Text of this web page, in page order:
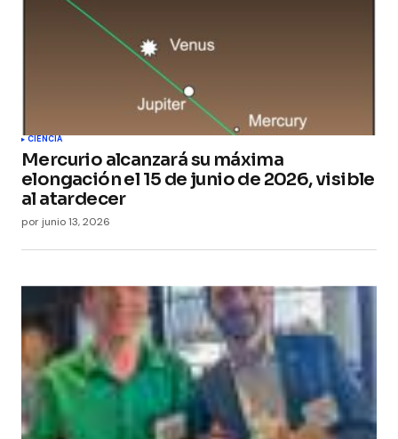
CIENCIA
Mercurio alcanzará su máxima
elongación el 15 de junio de 2026, visible
al atardecer
por junio 13, 2026